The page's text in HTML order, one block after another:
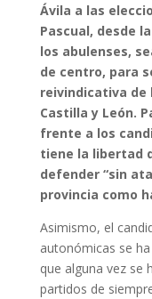
Ávila a las
Pascual, desde
los abulenses,
de centro, para
reivindicativa de
Castilla y León.
frente a los
tiene la libertad
defender “sin
provincia como
Asimismo, el
autonómicas se
que alguna vez se
partidos de